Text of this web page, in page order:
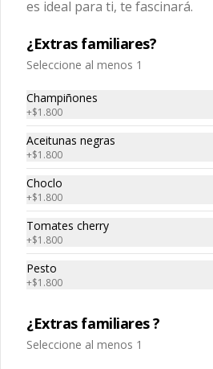
Bebidas 🥤
Variedades.
es ideal para ti, te fascinará.
¿Extras familiares?
Seleccione al menos 1
Champiñones
+$1.800
Aceitunas negras
+$1.800
Choclo
+$1.800
Tomates cherry
+$1.800
Pesto
+$1.800
¿Extras familiares ?
Seleccione al menos 1